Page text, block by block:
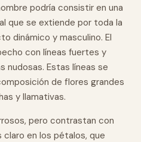
podría consistir en una
que se extiende por toda la
dinámico y masculino. El
con líneas fuertes y
nudosas. Estas líneas se
de flores grandes
y llamativas.
pero contrastan con
en los pétalos, que